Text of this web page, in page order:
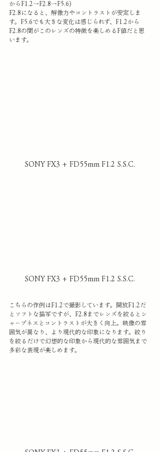
からF1.2→F2.8→F5.6)
F2.8になると、解像力やコントラストが安定しま
す。F5.6でも大きな変化は感じられず、F1.2から
F2.8の間がこのレンズの特徴を楽しめるF値だと思
います。
SONY FX3 + FD55mm F1.2 S.S.C.
SONY FX3 + FD55mm F1.2 S.S.C.
こちらの作例はF1.2で撮影しています。開放F1.2だ
とソフトな描写ですが、F2.8までレンズを絞るとシ
ャープネスとコントラストが大きく向上。映像の雰
囲気が異なり、より現代的な印象になります。絞り
を絞るだけで幻想的な印象から現代的な雰囲気まで
多彩な表現が楽しめます。